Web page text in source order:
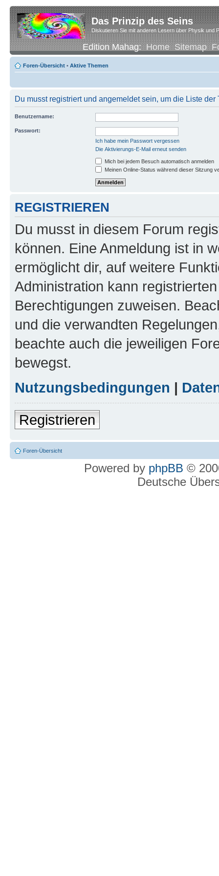
Das Prinzip des Seins
Diskutieren Sie mit anderen Lesern über Physik und
Edition Mahag:Home Sitemap
Foren-Übersicht • Aktive Themen
Du musst registriert und angemeldet sein, um die Liste
Benutzername:
Passwort:
Ich habe mein Passwort vergessen
Die Aktivierungs-E-Mail erneut senden
Mich bei jedem Besuch automatisch anmelden
Meinen Online-Status während dieser Sitzung
REGISTRIEREN
Du musst in diesem Forum
können. Eine Anmeldung ist in
ermöglicht dir, auf weitere
Administration kann
Berechtigungen zuweisen.
und die verwandten
beachte auch die jeweiligen
bewegst.
Nutzungsbedingungen |
Registrieren
Foren-Übersicht
Powered by phpBB ©
Deutsche